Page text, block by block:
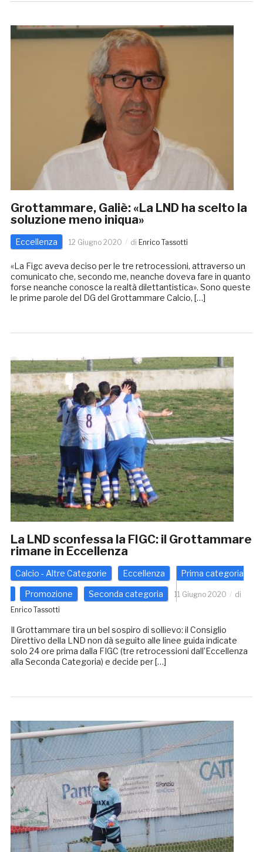
Grottammare, Galiè: «La LND ha scelto la
soluzione meno iniqua»
Eccellenza 12 Giugno 2020 di Enrico Tassotti
«La Figc aveva deciso per le tre retrocessioni, attraverso un
comunicato che, secondo me, neanche doveva fare in quanto
forse neanche conosce la realtà dilettantistica». Sono queste
le prime parole del DG del Grottammare Calcio, […]
La LND sconfessa la FIGC: il Grottammare
rimane in Eccellenza
Calcio - Altre Categorie Eccellenza Prima categoria
Promozione Seconda categoria 11 Giugno 2020
di
Enrico Tassotti
Il Grottammare tira un bel sospiro di sollievo: il Consiglio
Direttivo della LND non dà seguito alle linee guida indicate
solo 24 ore prima dalla FIGC (tre retrocessioni dall’Eccellenza
alla Seconda Categoria) e decide per […]